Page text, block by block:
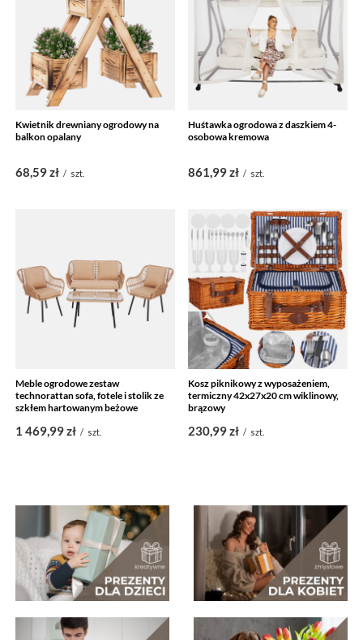
Kwietnik drewniany ogrodowy na
balkon opalany
68,59 zł / szt.
Huśtawka ogrodowa z daszkiem 4-
osobowa kremowa
861,99 zł / szt.
Meble ogrodowe zestaw
technorattan sofa, fotele i stolik ze
szkłem hartowanym beżowe
1 469,99 zł / szt.
Kosz piknikowy z wyposażeniem,
termiczny 42x27x20 cm wiklinowy,
brązowy
230,99 zł / szt.